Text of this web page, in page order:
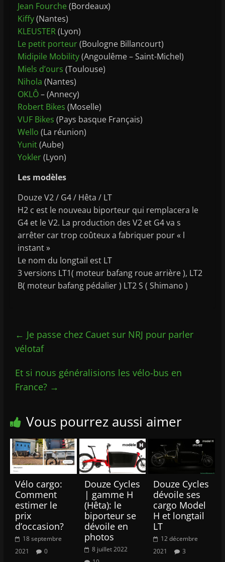
Jean Fourche(Bordeaux)
Kiffy(Nantes)
KLEUSTER(Lyon)
Le petit porteur(Boulogne Billancourt)
Midipile Mobility(‌Angoulême – Saint-Michel)
Miels d’ours (Toulouse)
Nihola (Nantes)
OKLÔ– (Annecy)
Robert Bikes (Moselle)
VUF Bikes (Pays basque Français)
Wello (La réunion)
Yunit(Aube)
Yokler(Lyon)
Les modèles
Douze V2 / G4 / Hêta / LT
H2 c est le nouveau biporteur qui remplacera le
G4 et le V2. La production des V2 et G4 va s
arrêter car trop coûteux a fabriquer pour « l
instant »
Le nom du longtail est LT
3 versions LT1( moteur bafang roue arrière ), LT2
B( moteur bafang pédalier ) LT2 S ( Shimano )
← Je passe chez Cauet sur NRJ pour parler
vélotaf
Et si nous généralisions les vélo-bus en
France? →
Vous pourrez aussi aimer
Vélo cargo:
Comment
estimer le
prix
d’occasion?
18 septembre
2021
0
Douze Cycles
| gamme H
(Hêta): le
biporteur se
dévoile en
photos
8 juillet 2022
Douze Cycles
dévoile ses
cargo Model
H et longtail
LT
12 décembre
2021
3